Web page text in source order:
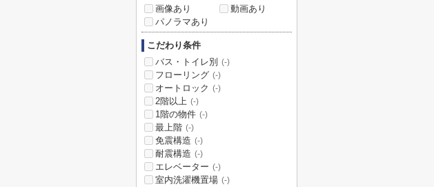
画像あり
動画あり
パノラマあり
こだわり条件
バス・トイレ別
(-)
フローリング (-)
オートロック (-)
2階以上 (-)
1階の物件 (-)
最上階 (-)
免震構造 (-)
耐震構造 (-)
エレベーター (-)
室内洗濯機置場 (-)